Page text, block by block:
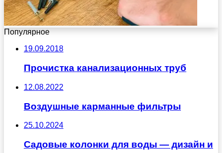
Популярное
19.09.2018
Прочистка канализационных труб
12.08.2022
Воздушные карманные фильтры
25.10.2024
Садовые колонки для воды — дизайн и